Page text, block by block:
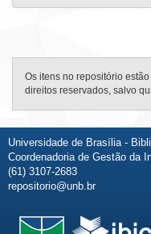
Os itens no repositório
direitos reservados, salvo
Universidade de Brasília -
Coordenadoria de Gestão da
(61) 3107-2683
repositorio@unb.br